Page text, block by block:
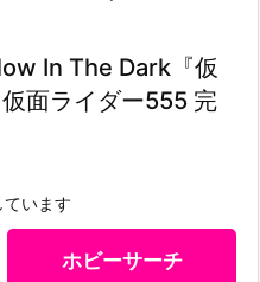
In The Dark『仮
面ライダー555 完
ています
ホビーサーチ